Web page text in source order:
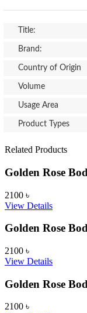
Title:
Brand:
Country of Origin
Volume
Usage Area
Product Types
Related Products
Golden Rose
2100 ৳
View Details
Golden Rose
2100 ৳
View Details
Golden Rose
2100 ৳